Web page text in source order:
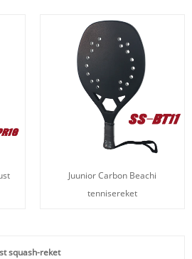
Juunior Carbon Beachi
tennisereket
squash-reket